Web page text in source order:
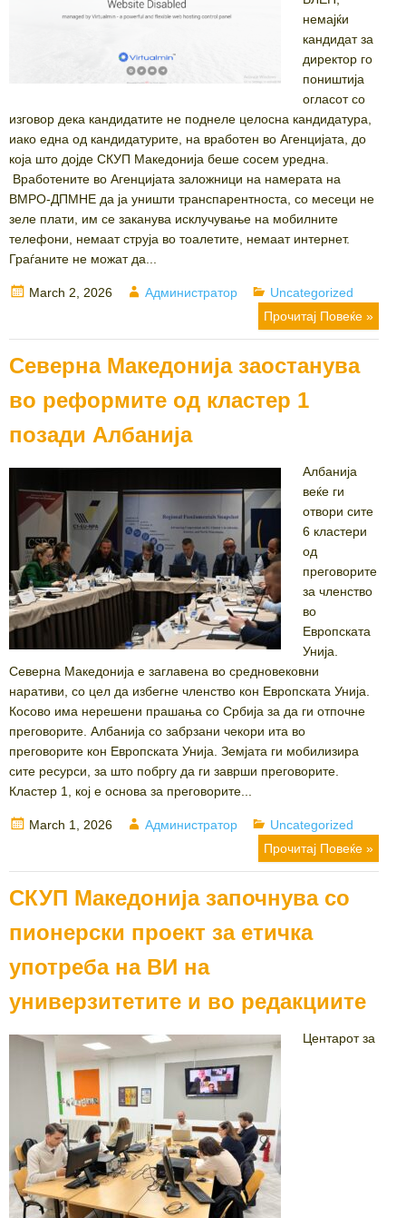
немајќи
кандидат за
директор го
поништија
огласот со
изговор дека кандидатите не поднеле целосна кандидатура,
иако една од кандидатурите, на вработен во Агенцијата, до
која што дојде СКУП Македонија беше сосем уредна.
Вработените во Агенцијата заложници на намерата на
ВМРО-ДПМНЕ да ја уништи транспарентноста, со месеци не
зеле плати, им се заканува исклучување на мобилните
телефони, немаат струја во тоалетите, немаат интернет.
Граѓаните не можат да...
Posted
March 2, 2026 Author
Администратор Categories
Uncategorized
Прочитај Повеќе »
Северна Македонија заостанува
во реформите од кластер 1
позади Албанија
Албанија
веќе ги
отвори сите
6 кластери
од
преговорите
за членство
во
Европската
Унија.
Северна Македонија е заглавена во средновековни
наративи, со цел да избегне членство кон Европската Унија.
Косово има нерешени прашања со Србија за да ги отпочне
преговорите. Албанија со забрзани чекори ита во
преговорите кон Европската Унија. Земјата ги мобилизира
сите ресурси, за што побргу да ги заврши преговорите.
Кластер 1, кој е основа за преговорите...
Posted
March 1, 2026 Author
Администратор Categories
Uncategorized
Прочитај Повеќе »
СКУП Македонија започнува со
пионерски проект за етичка
употреба на ВИ на
универзитетите и во редакциите
Центарот за